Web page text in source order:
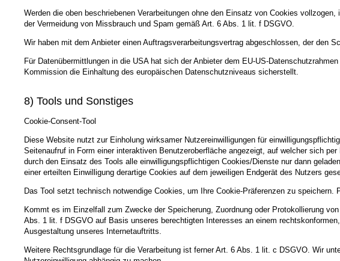
Werden die oben beschriebenen Verarbeitungen ohne den Einsatz von Cookies
der Vermeidung von Missbrauch und Spam gemäß Art. 6 Abs. 1 lit. f DSGVO.
Wir haben mit dem Anbieter einen Auftragsverarbeitungsvertrag abgeschlossen, der den
Für Datenübermittlungen in die USA hat sich der Anbieter dem EU-US-
Kommission die Einhaltung des europäischen Datenschutzniveaus sicherstellt.
8) Tools und Sonstiges
Cookie-Consent-Tool
Diese Website nutzt zur Einholung wirksamer Nutzereinwilligungen für
Seitenaufruf in Form einer interaktiven Benutzeroberfläche angezeigt, auf welcher sich
durch den Einsatz des Tools alle einwilligungspflichtigen Cookies/Dienste nur dann
einer erteilten Einwilligung derartige Cookies auf dem jeweiligen Endgerät des Nutzers
Das Tool setzt technisch notwendige Cookies, um Ihre Cookie-Präferenzen zu speichern.
Kommt es im Einzelfall zum Zwecke der Speicherung, Zuordnung oder Protokollierung
Abs. 1 lit. f DSGVO auf Basis unseres berechtigten Interesses an einem
Ausgestaltung unseres Internetauftritts.
Weitere Rechtsgrundlage für die Verarbeitung ist ferner Art. 6 Abs. 1 lit. c DSGVO. Wir